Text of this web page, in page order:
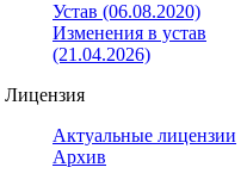
Устав (06.08.2020)
Изменения в устав
(21.04.2026)
Лицензия
Актуальные лицензии
Архив